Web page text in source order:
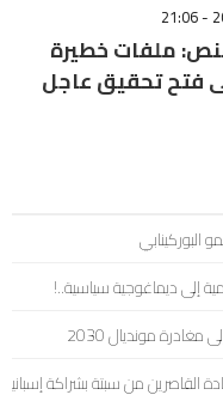
ملفات خطيرة
فتح تحقيق عاجل
البوركينابي
إلى ديماغوجية سياسية..!
مونديال 2030
من سبتة بشراكة إسبانية